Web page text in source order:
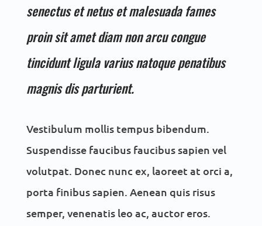
senectus et netus et malesuada fames
proin sit amet diam non arcu congue
tincidunt ligula varius natoque penatibus
magnis dis parturient.
Vestibulum mollis tempus bibendum.
Suspendisse faucibus faucibus sapien vel
volutpat. Donec nunc ex, laoreet at orci a,
porta finibus sapien. Aenean quis risus
semper, venenatis leo ac, auctor eros.